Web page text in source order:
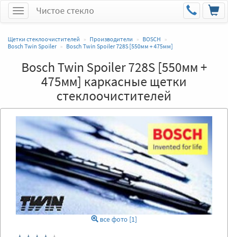
МенюЧистое стекло
Щетки стеклоочистителей Производители
BOSCH
Bosch Twin Spoiler
Bosch Twin Spoiler 728S [550мм + 475мм]
Bosch Twin Spoiler 728S [550мм +
475мм] каркасные щетки
стеклоочистителей
все фото [1]